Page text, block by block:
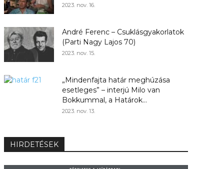
2023. nov. 16.
André Ferenc – Csuklásgyakorlatok
(Parti Nagy Lajos 70)
2023. nov. 15.
„Mindenfajta határ meghúzása
esetleges” – interjú Milo van
Bokkummal, a Határok...
2023. nov. 13.
HIRDETÉSEK